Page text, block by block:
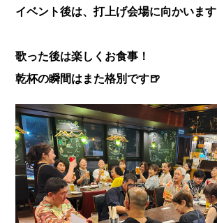
イベント後は、打上げ会場に向かいます
歌った後は楽しくお食事！
乾杯の瞬間はまた格別です🍺